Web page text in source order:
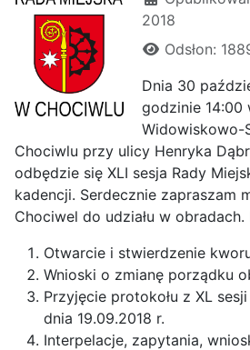
2018
Odsłon:
Dnia 30
godzinie 14:00
Widowiskowo-
Chociwlu przy ulicy Henryka
odbędzie się XLI sesja Rady
kadencji. Serdecznie zapraszam
Chociwel do udziału w
Otwarcie i stwierdzenie
Wnioski o zmianę porządku
Przyjęcie protokołu z XL
dnia 19.09.2018 r.
Interpelacje, zapytania,